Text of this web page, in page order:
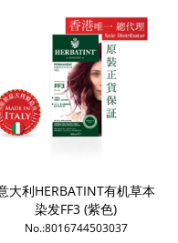
大利HERBATINT有机草本
染发FF3 (紫色)
No.:8016744503037